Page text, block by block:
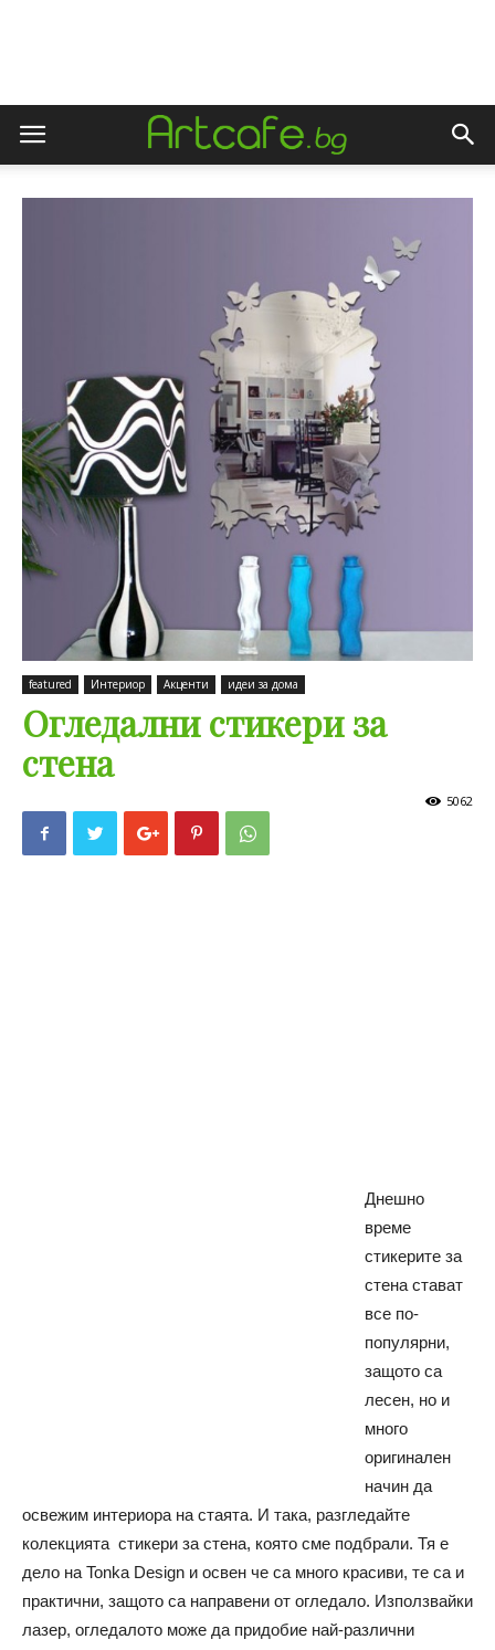
featured Интериор Акценти идеи за дома
Oгледални стикери за
стена
5062
Днешно
време
стикерите за
стена стават
все по-
популярни,
защото са
лесен, но и
много
оригинален
начин да
освежим интериора на стаята. И така, разгледайте
колекцията стикери за стена, която сме подбрали. Тя е
дело на Tonka Design и освен че са много красиви, те са и
практични, защото са направени от огледало. Използвайки
лазер, огледалото може да придобие най-различни